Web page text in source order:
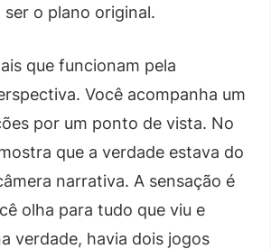
ser o plano original.
que funcionam pela
Você acompanha um
por um ponto de vista. No
que a verdade estava do
narrativa. A sensação é
olha para tudo que viu e
verdade, havia dois jogos